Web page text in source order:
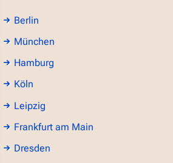
Berlin
München
Hamburg
Köln
Leipzig
Frankfurt am Main
Dresden